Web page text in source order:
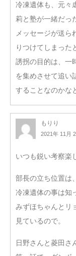
冷凍遺体も、元々
莉と塾が一緒だっ
メッセージが送ら
りつけてしまった
誘拐の目的は、一
を集めさせて追い
することなのか
もりり
2021年 11月
いつも鋭い考察楽
部長の立ち位置は
冷凍遺体の事は知
みずほちゃんとリ
見ているので。
日野さんと菱田さ